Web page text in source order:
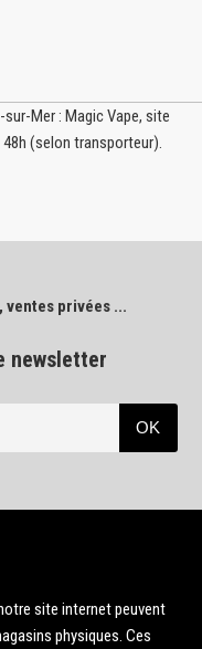
Mer : Magic Vape, site
(selon transporteur).
ventes privées ...
newsletter
site internet peuvent
physiques. Ces